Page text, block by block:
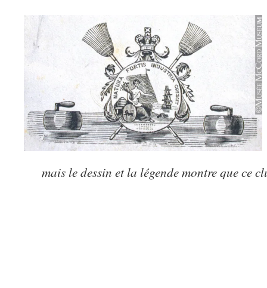
mais le dessin et la légende montre que ce